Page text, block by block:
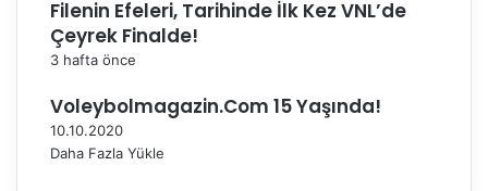
d
u
s
i
Filenin Efeleri, Tarihinde İlk Kez VNL’de
Çeyrek Finalde!
3 hafta önce
Voleybolmagazin.Com 15 Yaşında!
10.10.2020
Daha Fazla Yükle